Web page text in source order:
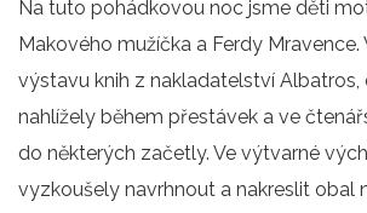
Na tuto pohádkovou noc jsme děti
Makového mužíčka a Ferdy
výstavu knih z nakladatelství Albatros,
nahlížely během přestávek a ve
do některých začetly. Ve výtvarné
vyzkoušely navrhnout a nakreslit obal